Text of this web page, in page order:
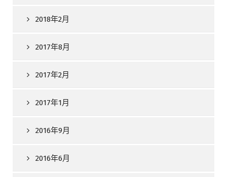
2018年2月
2017年8月
2017年2月
2017年1月
2016年9月
2016年6月